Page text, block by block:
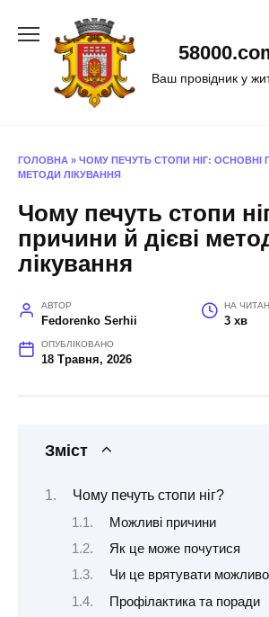
Ваш провідник у
ГОЛОВНА » ЧОМУ ПЕЧУТЬ СТОПИ НІГ: ОСНОВНІ
МЕТОДИ ЛІКУВАННЯ
Чому печуть стопи
причини й дієві
лікування
АВТОР
Fedorenko Serhii
НА
3 хв
ОПУБЛІКОВАНО
18 Травня, 2026
Зміст
Чому печуть стопи ніг?
Можливі причини
Як це може почутися
Чи це врятувати
Профілактика та поради